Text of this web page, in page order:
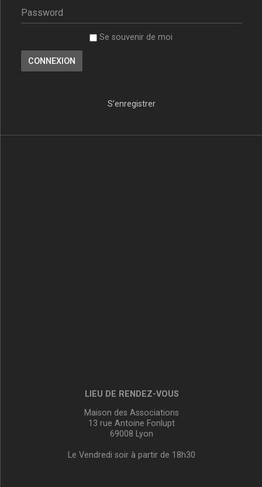
Se souvenir de moi
S’enregistrer
LIEU DE RENDEZ-VOUS
Maison des Associations
13 rue Antoine Fonlupt
69008 Lyon
Le Vendredi soir à partir de 18h30